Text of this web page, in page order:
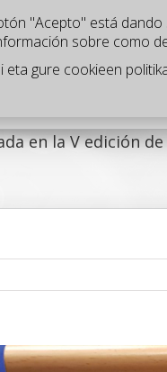
¿Qué
en la V edición
"Acepto" está
sobre como
gure cookieen